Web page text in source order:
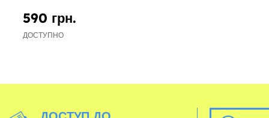
590 грн.
ДОСТУПНО